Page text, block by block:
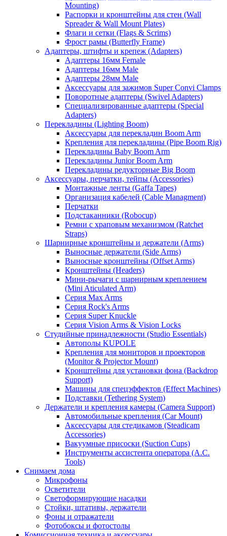
Mounting)
Распорки и кронштейны для стен (Wall
Spreader & Wall Mount Plates)
Флаги и сетки (Flags & Scrims)
Фрост рамы (Butterfly Frame)
Адаптеры, штифты и крепеж (Adapters)
Адаптеры 16мм Female
Адаптеры 16мм Male
Адаптеры 28мм Male
Аксессуары для зажимов Super Convi Clamps
Поворотные адаптеры (Swivel Adapters)
Специализированные адаптеры (Special
Adapters)
Перекладины (Lighting Boom)
Аксессуары для перекладин Boom Arm
Крепления для перекладины (Pipe Boom Rig)
Перекладины Baby Boom Arm
Перекладины Junior Boom Arm
Перекладины редукторные Big Boom
Аксессуары, перчатки, тейпы (Accessories)
Монтажные ленты (Gaffa Tapes)
Организация кабелей (Cable Managment)
Перчатки
Подстаканники (Robocup)
Ремни с храповым механизмом (Ratchet
Straps)
Шарнирные кронштейны и держатели (Arms)
Выносные держатели (Side Arms)
Выносные кронштейны (Offset Arms)
Кронштейны (Headers)
Мини-рычаги с шарнирным креплением
(Mini Aticulated Arm)
Серия Max Arms
Серия Rock's Arms
Серия Super Knuckle
Серия Vision Arms & Vision Locks
Студийные принадлежности (Studio Essentials)
Автополы KUPOLE
Крепления для мониторов и проекторов
(Monitor & Projector Mount)
Кронштейны для установки фона (Backdrop
Support)
Машины для спецэффектов (Effect Machines)
Подставки (Tethering System)
Держатели и крепления камеры (Camera Support)
Автомобильные крепления (Car Mount)
Аксессуары для стедикамов (Steadicam
Accessories)
Вакуумные присоски (Suction Cups)
Инструменты ассистента оператора (A.C.
Tools)
Снимаем дома
Микрофоны
Осветители
Светоформирующие насадки
Стойки, штативы, держатели
Фоны и отражатели
Фотобоксы и фотостолы